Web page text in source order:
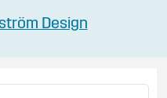
Design